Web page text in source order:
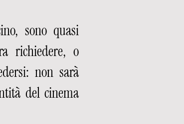
sono quasi
richiedere, o
non sarà
del cinema